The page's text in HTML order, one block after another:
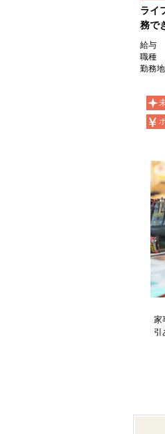
パート
ライ
務で
給与
職種
勤務地
家
引